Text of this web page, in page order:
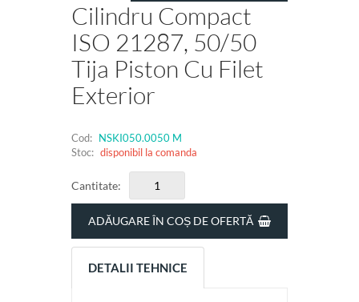
Cilindru Compact
ISO 21287, 50/50
Tija Piston Cu Filet
Exterior
Cod: NSKI050.0050 M
Stoc: disponibil la comanda
Cantitate:
DETALII TEHNICE